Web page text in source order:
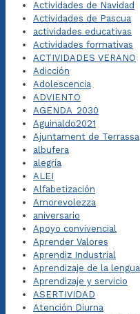
Actividades de Navidad
Actividades de Pascua
actividades educativas
Actividades formativas
ACTIVIDADES VERANO
Adicción
Adolescencia
ADVIENTO
AGENDA_2030
Aguinaldo2021
Ajuntament de Terrassa
albufera
alegría
ALEI
Alfabetización
Amorevolezza
aniversario
Apoyo convivencial
Aprender Valores
Aprendiz Industrial
Aprendizaje de la lengua
Aprendizaje y servicio
ASERTIVIDAD
Atención Diurna